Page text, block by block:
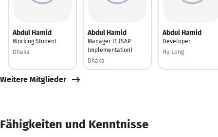
Abdul Hamid
Working Student
Dhaka
Abdul Hamid
Manager IT (SAP
Implementation)
Dhaka
Abdul Hamid
Developer
Hạ Long
Weitere Mitglieder
Fähigkeiten und Kenntnisse